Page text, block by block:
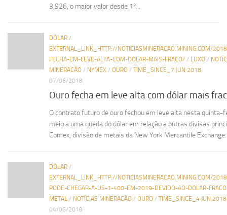
3,926, o maior valor desde 1º...
DÓLAR /
EXTERNAL_LINK_HTTP://NOTICIASMINERACAO.MINING.COM/
FECHA-EM-LEVE-ALTA-COM-DOLAR-MAIS-FRACO/ / LUXO /
MINERACÃO / NYMEX / OURO / TIME_SINCE_7 JUN 2018
07/06/2018
Ouro fecha em leve alta com dólar mais
O contrato futuro de ouro fechou em leve alta nesta quinta-
meio a uma queda do dólar em relação a outras divisas
Comex, divisão de metais da New York Mercantile
DÓLAR /
EXTERNAL_LINK_HTTP://NOTICIASMINERACAO.MINING.COM/
PODE-CHEGAR-A-US-1-400-EM-2019-DEVIDO-AO-DOLAR-
METAL / NOTÍCIAS MINERACÃO / OURO / TIME_SINCE_4 JUN 2018
04/06/2018